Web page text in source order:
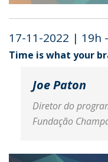
17-11-2022 | 19h
Time is what your
Joe Paton
Diretor do
Fundação